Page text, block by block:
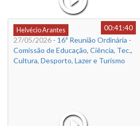
Helvécio Arantes
00:41:40
27/05/2026- 16ª Reunião Ordinária -
Comissão de Educação, Ciência, Tec.,
Cultura, Desporto, Lazer e Turismo